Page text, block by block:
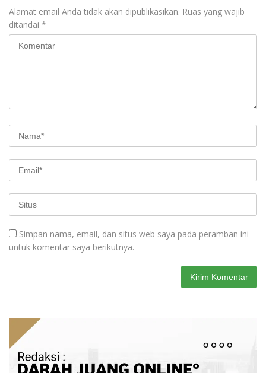
Alamat email Anda tidak akan dipublikasikan. Ruas yang wajib
ditandai *
Simpan nama, email, dan situs web saya pada peramban ini
untuk komentar saya berikutnya.